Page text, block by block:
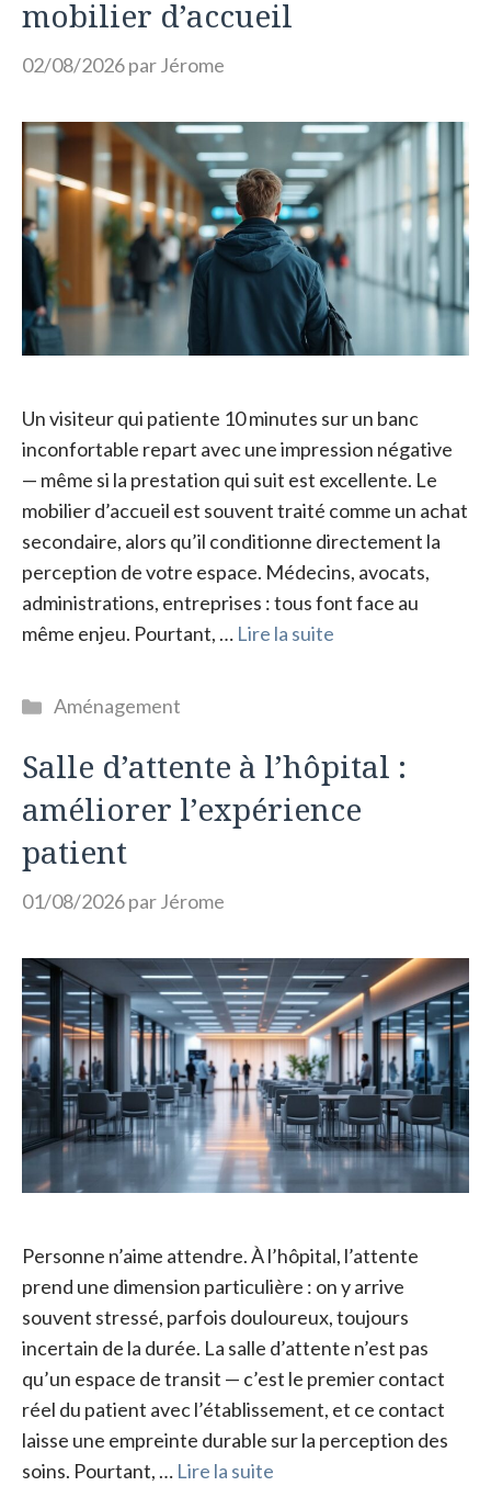
mobilier d’accueil
02/08/2026parJérome
Un visiteur qui patiente 10 minutes sur un banc
inconfortable repart avec une impression négative
— même si la prestation qui suit est excellente. Le
mobilier d’accueil est souvent traité comme un achat
secondaire, alors qu’il conditionne directement la
perception de votre espace. Médecins, avocats,
administrations, entreprises : tous font face au
même enjeu. Pourtant, … Lire la suite
Catégories
Aménagement
Salle d’attente à l’hôpital :
améliorer l’expérience
patient
01/08/2026parJérome
Personne n’aime attendre. À l’hôpital, l’attente
prend une dimension particulière : on y arrive
souvent stressé, parfois douloureux, toujours
incertain de la durée. La salle d’attente n’est pas
qu’un espace de transit — c’est le premier contact
réel du patient avec l’établissement, et ce contact
laisse une empreinte durable sur la perception des
soins. Pourtant, … Lire la suite